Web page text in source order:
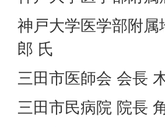
神戸大学医学部附
郎 氏
三田市医師会 会長
三田市民病院 院長